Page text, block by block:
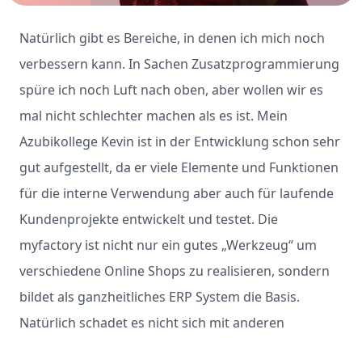
Natürlich gibt es Bereiche, in denen ich mich noch
verbessern kann. In Sachen Zusatzprogrammierung
spüre ich noch Luft nach oben, aber wollen wir es
mal nicht schlechter machen als es ist. Mein
Azubikollege Kevin ist in der Entwicklung schon sehr
gut aufgestellt, da er viele Elemente und Funktionen
für die interne Verwendung aber auch für laufende
Kundenprojekte entwickelt und testet. Die
myfactory ist nicht nur ein gutes „Werkzeug“ um
verschiedene Online Shops zu realisieren, sondern
bildet als ganzheitliches ERP System die Basis.
Natürlich schadet es nicht sich mit anderen